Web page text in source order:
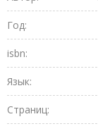
Год:
isbn:
Язык:
Страниц: